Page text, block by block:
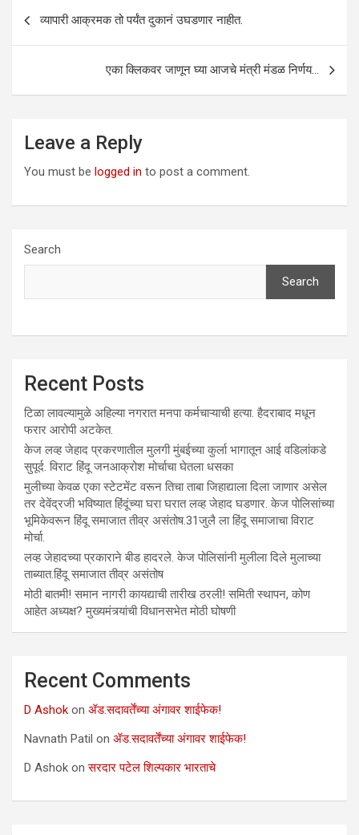
navigation
व्यापारी आक्रमक तो पर्यंत दुकानं उघडणार नाहीत.
एका क्लिकवर जाणून घ्या आजचे मंत्री मंडळ निर्णय…
Leave a Reply
You must be logged in to post a comment.
Search
Search
Recent Posts
टिळा लावल्यामुळे अहिल्या नगरात मनपा कर्मचाऱ्याची हत्या. हैदराबाद मधून
फरार आरोपी अटकेत.
केज लव्ह जेहाद प्रकरणातील मुलगी मुंबईच्या कुर्ला भागातून आई वडिलांकडे
सुपूर्द. विराट हिंदू जनआक्रोश मोर्चाचा घेतला धसका
मुलीच्या केवळ एका स्टेटमेंट वरून तिचा ताबा जिहाद्याला दिला जाणार असेल
तर देवेंद्रजी भविष्यात हिंदूंच्या घरा घरात लव्ह जेहाद घडणार. केज पोलिसांच्या
भूमिकेवरून हिंदू समाजात तीव्र असंतोष.31जुलै ला हिंदू समाजाचा विराट
मोर्चा.
लव्ह जेहादच्या प्रकाराने बीड हादरले. केज पोलिसांनी मुलीला दिले मुलाच्या
ताब्यात.हिंदू समाजात तीव्र असंतोष
मोठी बातमी! समान नागरी कायद्याची तारीख ठरली! समिती स्थापन, कोण
आहेत अध्यक्ष? मुख्यमंत्र्यांची विधानसभेत मोठी घोषणी
Recent Comments
D Ashok on ॲड.सदावर्तेंच्या अंगावर शाईफेक!
Navnath Patil on ॲड.सदावर्तेंच्या अंगावर शाईफेक!
D Ashok onसरदार पटेल शिल्पकार भारताचे